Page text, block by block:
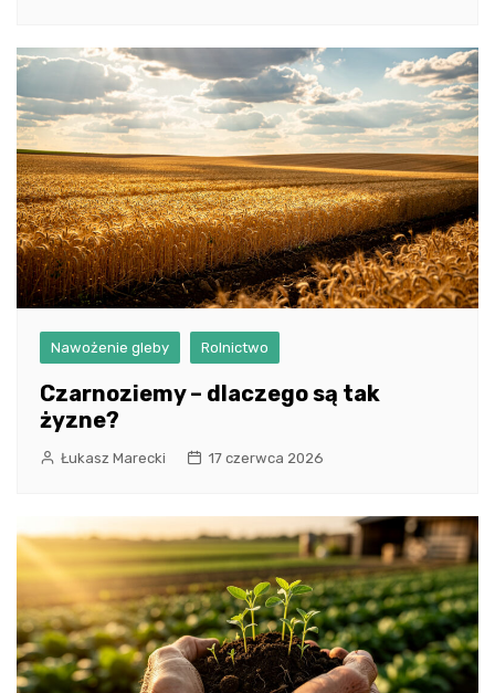
Nawożenie gleby Rolnictwo
Czarnoziemy – dlaczego są tak
żyzne?
Łukasz Marecki 17 czerwca 2026